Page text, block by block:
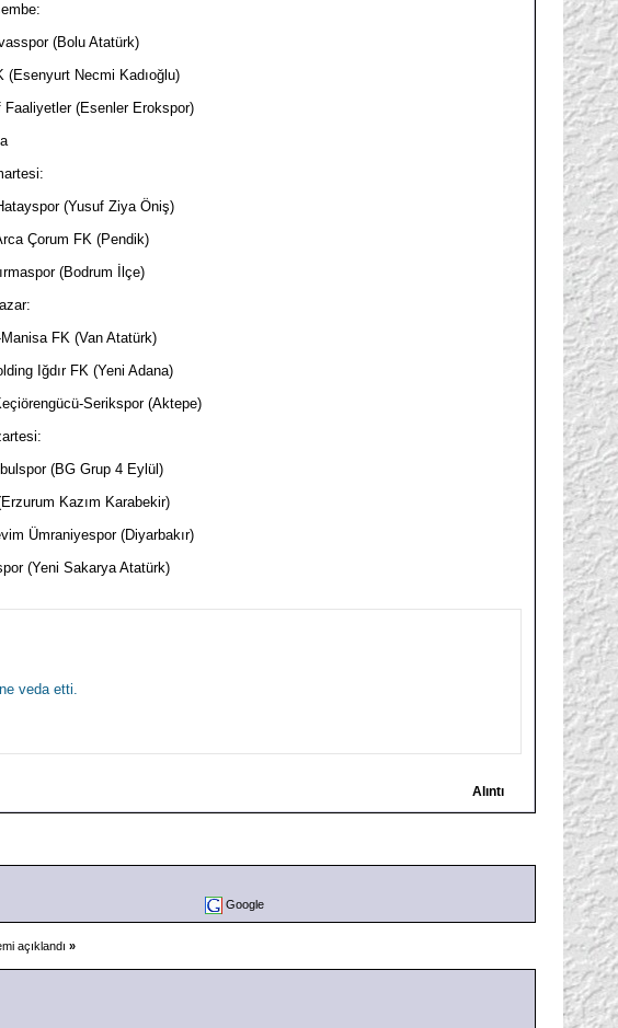
(Bolu Atatürk)
(Esenyurt Necmi Kadıoğlu)
(Esenler Erokspor)
(Yusuf Ziya Öniş)
Çorum FK (Pendik)
(Bodrum İlçe)
FK (Van Atatürk)
Iğdır FK (Yeni Adana)
Serikspor (Aktepe)
(BG Grup 4 Eylül)
Kazım Karabekir)
Ümraniyespor (Diyarbakır)
(Yeni Sakarya Atatürk)
veda etti.
Alıntı
Google
açıklandı »